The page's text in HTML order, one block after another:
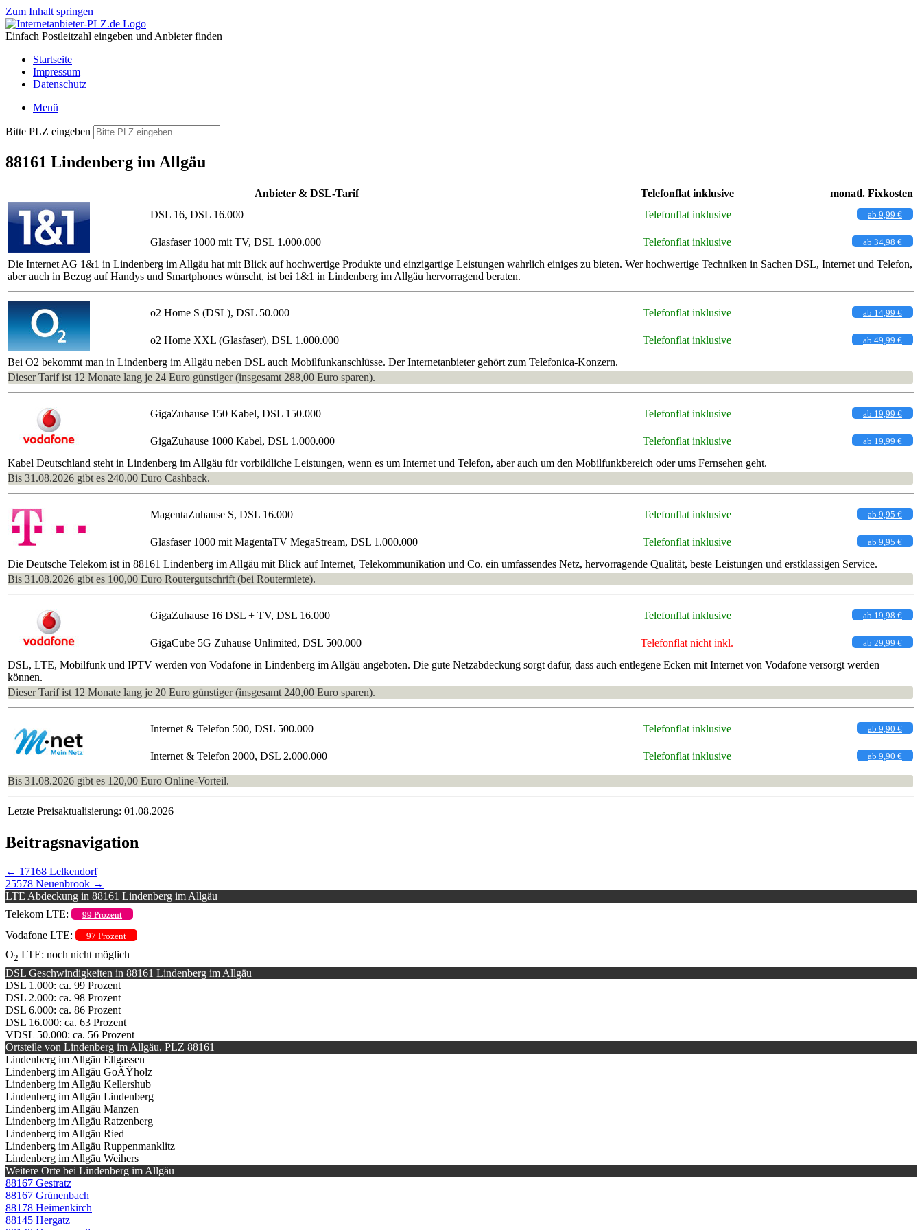
Zum Inhalt springen
Einfach Postleitzahl eingeben und Anbieter finden
Startseite
Impressum
Datenschutz
Menü
Bitte PLZ eingeben
88161 Lindenberg im Allgäu
Anbieter & DSL-Tarif Telefonflat inklusive
monatl. Fixkosten
DSL 16, DSL 16.000
Telefonflat inklusive ab 9,99 €
Glasfaser 1000 mit TV, DSL 1.000.000 Telefonflat inklusive ab 34,98 €
Die Internet AG 1&1 in Lindenberg im Allgäu hat mit Blick auf hochwertige Produkte und einzigartige Leistungen wahrlich einiges zu bieten. Wer hochwertige Techniken in Sachen DSL, Internet und Telefon,
aber auch in Bezug auf Handys und Smartphones wünscht, ist bei 1&1 in Lindenberg im Allgäu hervorragend beraten.
o2 Home S (DSL), DSL 50.000 Telefonflat inklusive ab 14,99 €
o2 Home XXL (Glasfaser), DSL 1.000.000 Telefonflat inklusive ab 49,99 €
Bei O2 bekommt man in Lindenberg im Allgäu neben DSL auch Mobilfunkanschlüsse. Der Internetanbieter gehört zum Telefonica-Konzern.
Dieser Tarif ist 12 Monate lang je 24 Euro günstiger (insgesamt 288,00 Euro sparen).
GigaZuhause 150 Kabel, DSL 150.000 Telefonflat inklusive ab 19,99 €
GigaZuhause 1000 Kabel, DSL 1.000.000 Telefonflat inklusive ab 19,99 €
Kabel Deutschland steht in Lindenberg im Allgäu für vorbildliche Leistungen, wenn es um Internet und Telefon, aber auch um den Mobilfunkbereich oder ums Fernsehen geht.
Bis 31.08.2026 gibt es 240,00 Euro Cashback.
MagentaZuhause S, DSL 16.000 Telefonflat inklusive ab 9,95 €
Glasfaser 1000 mit MagentaTV MegaStream, DSL 1.000.000 Telefonflat inklusive ab 9,95 €
Die Deutsche Telekom ist in 88161 Lindenberg im Allgäu mit Blick auf Internet, Telekommunikation und Co. ein umfassendes Netz, hervorragende Qualität, beste Leistungen und erstklassigen Service.
Bis 31.08.2026 gibt es 100,00 Euro Routergutschrift (bei Routermiete).
GigaZuhause 16 DSL + TV, DSL 16.000 Telefonflat inklusive ab 19,98 €
GigaCube 5G Zuhause Unlimited, DSL 500.000 Telefonflat nicht inkl. ab 29,99 €
DSL, LTE, Mobilfunk und IPTV werden von Vodafone in Lindenberg im Allgäu angeboten. Die gute Netzabdeckung sorgt dafür, dass auch entlegene Ecken mit Internet von Vodafone versorgt werden
können.
Dieser Tarif ist 12 Monate lang je 20 Euro günstiger (insgesamt 240,00 Euro sparen).
Internet & Telefon 500, DSL 500.000 Telefonflat inklusive ab 9,90 €
Internet & Telefon 2000, DSL 2.000.000 Telefonflat inklusive ab 9,90 €
Bis 31.08.2026 gibt es 120,00 Euro Online-Vorteil.
Letzte Preisaktualisierung: 01.08.2026
Beitragsnavigation
← 17168 Lelkendorf
25578 Neuenbrook →
LTE Abdeckung in 88161 Lindenberg im Allgäu
Telekom LTE:
99 Prozent
Vodafone LTE: 97 Prozent
O2 LTE: noch nicht möglich
DSL Geschwindigkeiten in 88161 Lindenberg im Allgäu
DSL 1.000: ca. 99 Prozent
DSL 2.000: ca. 98 Prozent
DSL 6.000: ca. 86 Prozent
DSL 16.000: ca. 63 Prozent
VDSL 50.000: ca. 56 Prozent
Ortsteile von Lindenberg im Allgäu, PLZ 88161
Lindenberg im Allgäu Ellgassen
Lindenberg im Allgäu GoÃŸholz
Lindenberg im Allgäu Kellershub
Lindenberg im Allgäu Lindenberg
Lindenberg im Allgäu Manzen
Lindenberg im Allgäu Ratzenberg
Lindenberg im Allgäu Ried
Lindenberg im Allgäu Ruppenmanklitz
Lindenberg im Allgäu Weihers
Weitere Orte bei Lindenberg im Allgäu
88167 Gestratz
88167 Grünenbach
88178 Heimenkirch
88145 Hergatz